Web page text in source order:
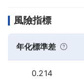
風險指標
年化標準差
0.214